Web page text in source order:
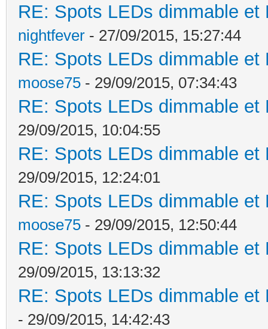
RE: Spots LEDs dimmable
nightfever - 27/09/2015, 15:27:44
RE: Spots LEDs dimmable
moose75 - 29/09/2015, 07:34:43
RE: Spots LEDs dimmable
29/09/2015, 10:04:55
RE: Spots LEDs dimmable
29/09/2015, 12:24:01
RE: Spots LEDs dimmable
moose75 - 29/09/2015, 12:50:44
RE: Spots LEDs dimmable
29/09/2015, 13:13:32
RE: Spots LEDs dimmable
- 29/09/2015, 14:42:43